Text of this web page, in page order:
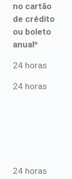
no cartão
de crédito
ou boleto
anual*
*Pagamento
de crédito
24 horas
24 horas
24 horas